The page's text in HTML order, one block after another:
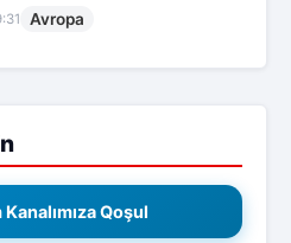
Avropa
Qoşul